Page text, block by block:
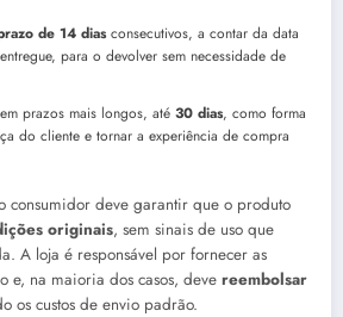
de 14 diasconsecutivos, a contar da data
para o devolver sem necessidade de
prazos mais longos, até 30 dias, como forma
do cliente e tornar a experiência de compra
consumidor deve garantir que o produto
originais, sem sinais de uso que
A loja é responsável por fornecer as
e, na maioria dos casos, deve reembolsar
os custos de envio padrão.